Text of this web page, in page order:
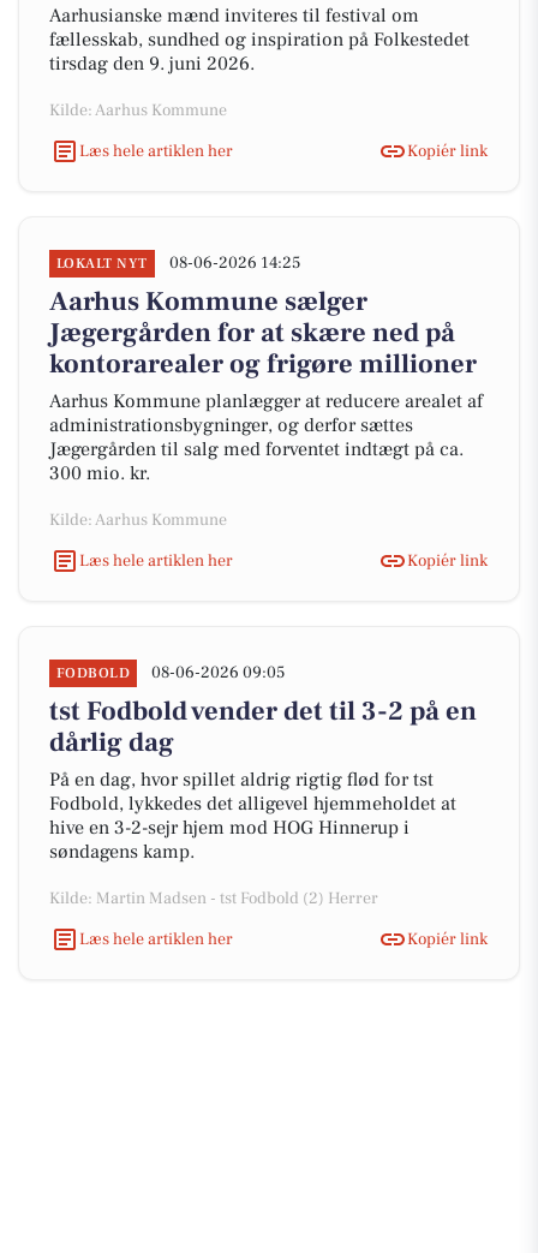
Aarhusianske mænd inviteres til festival om
fællesskab, sundhed og inspiration på Folkestedet
tirsdag den 9. juni 2026.
Kilde: Aarhus Kommune
Læs hele artiklen her
Kopiér link
LOKALT NYT 08-06-2026 14:25
Aarhus Kommune sælger
Jægergården for at skære ned på
kontorarealer og frigøre millioner
Aarhus Kommune planlægger at reducere arealet af
administrationsbygninger, og derfor sættes
Jægergården til salg med forventet indtægt på ca.
300 mio. kr.
Kilde: Aarhus Kommune
Læs hele artiklen her
Kopiér link
FODBOLD 08-06-2026 09:05
tst Fodbold vender det til 3-2 på en
dårlig dag
På en dag, hvor spillet aldrig rigtig flød for tst
Fodbold, lykkedes det alligevel hjemmeholdet at
hive en 3-2-sejr hjem mod HOG Hinnerup i
søndagens kamp.
Kilde: Martin Madsen - tst Fodbold (2) Herrer
Læs hele artiklen her
Kopiér link